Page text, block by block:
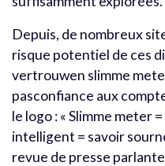
Depuis, de nombreux
risque potentiel de ces
vertrouwen slimme
pasconfiance aux
le logo : « Slimme meter
intelligent = savoir
revue de presse